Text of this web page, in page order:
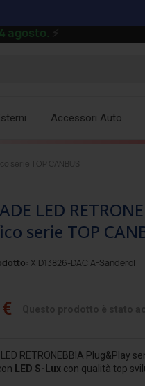
⚡
Accessori Auto
serie TOP CANBUS
LED
serie TOP
XID13826-DACIA-SanderoI
LED RETRONEBBIA Plug&Play
LED S-Lux con qualità top